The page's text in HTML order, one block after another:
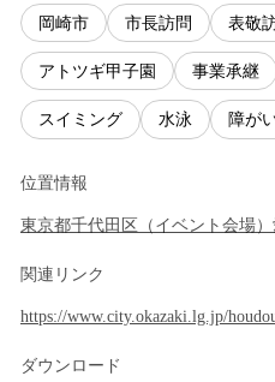
岡崎市 市長訪問 表敬
アトツギ甲子園 事業承継
スイミング 水泳 障が
位置情報
東京都千代田区 （ イベント会場）
関連リンク
https://www.city.okazaki.lg.jp/
ダウンロード